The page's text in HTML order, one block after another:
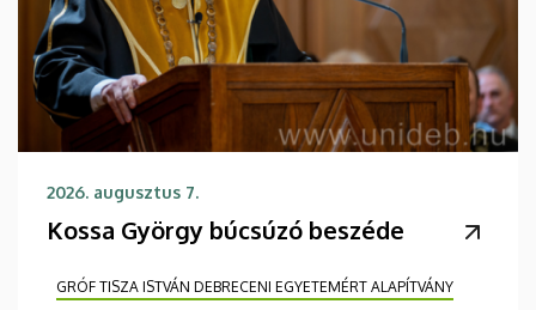
2026. augusztus 7.
Kossa György búcsúzó beszéde
GRÓF TISZA ISTVÁN DEBRECENI EGYETEMÉRT ALAPÍTVÁNY